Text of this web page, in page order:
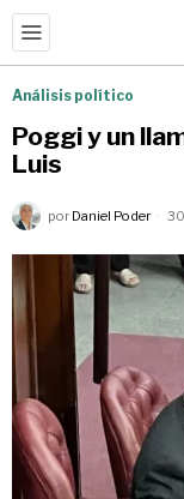
Análisis político
Poggi y un
Luis
por Daniel Poder